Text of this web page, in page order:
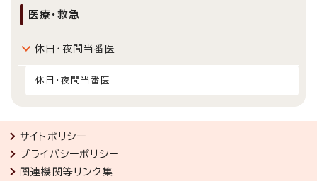
医療・救急
休日・夜間当番医
休日・夜間当番医
サイトポリシー
プライバシーポリシー
関連機関等リンク集